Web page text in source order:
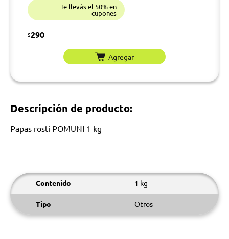
Te llevás el 50% en
cupones
$290
Agregar
Descripción de producto:
Papas rosti POMUNI 1 kg
Contenido 1 kg
Tipo Otros